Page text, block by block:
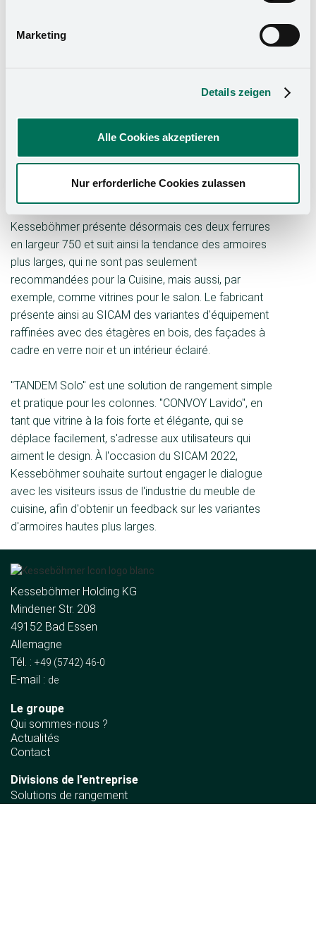
Impressum.
Marketing
Details zeigen
Alle Cookies akzeptieren
Nur erforderliche Cookies zulassen
Dans le cas de "TANDEM Solo", les étagères se
déplacent en douceur vers l'utilisateur à l'ouverture de
la porte et offrent ainsi une vue d'ensemble à 100 %
en un seul geste. "CONVOY Lavido" est une solution
à de nombreuses situations d'aménagement, par
exemple derrière des portes coulissantes. La colonne
haute présente le contenu sur des étagères flottantes
transparence et un accès sur trois côtés.
Kesseböhmer présente désormais ces deux ferrures
en largeur 750 et suit ainsi la tendance des armoires
plus larges, qui ne sont pas seulement
recommandées pour la Cuisine, mais aussi, par
exemple, comme vitrines pour le salon. Le fabricant
présente ainsi au SICAM des variantes d'équipement
raffinées avec des étagères en bois, des façades à
cadre en verre noir et un intérieur éclairé.
"TANDEM Solo" est une solution de rangement simple
et pratique pour les colonnes. "CONVOY Lavido", en
tant que vitrine à la fois forte et élégante, qui se
déplace facilement, s'adresse aux utilisateurs qui
aiment le design. À l'occasion du SICAM 2022,
Kesseböhmer souhaite surtout engager le dialogue
avec les visiteurs issus de l'industrie du meuble de
cuisine, afin d'obtenir un feedback sur les variantes
d'armoires hautes plus larges.
Kesseböhmer Holding KG
Mindener Str. 208
49152 Bad Essen
Allemagne
Tél. : +49 (5742) 46-0
E-mail : de
Le groupe
Qui sommes-nous ?
Actualités
Contact
Divisions de l'entreprise
Solutions de rangement